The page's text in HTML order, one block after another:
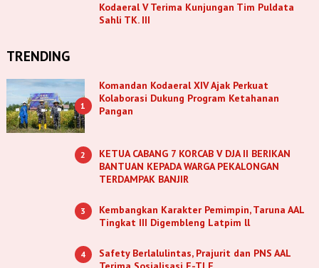
Kodaeral V Terima Kunjungan Tim Puldata
Sahli TK. III
TRENDING
1
Komandan Kodaeral XIV Ajak Perkuat
Kolaborasi Dukung Program Ketahanan
Pangan
2
KETUA CABANG 7 KORCAB V DJA II BERIKAN
BANTUAN KEPADA WARGA PEKALONGAN
TERDAMPAK BANJIR
3
Kembangkan Karakter Pemimpin, Taruna AAL
Tingkat III Digembleng Latpim ll
4
Safety Berlalulintas, Prajurit dan PNS AAL